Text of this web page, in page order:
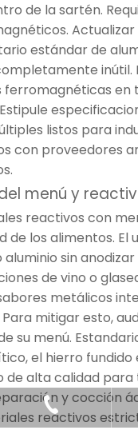
de la sartén.
Actualizar
estándar de
inútil.
ferromagnéticas en
listos para
con proveedores
menú y
reactivos con
de los alimentos. El
aluminio sin
de vino o
metálicos
mitigar esto,
su menú.
el hierro fundido
alta calidad para
y cocción
reactivos
+86-135-0023-7326
+86-75-0375-2818